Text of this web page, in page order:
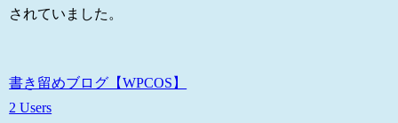
されていました。
書き留めブログ【WPCOS】
2 Users